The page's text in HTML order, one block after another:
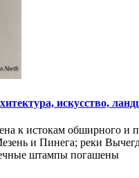
искусство,
к истокам обширного и
и Пинега; реки
штампы погашены